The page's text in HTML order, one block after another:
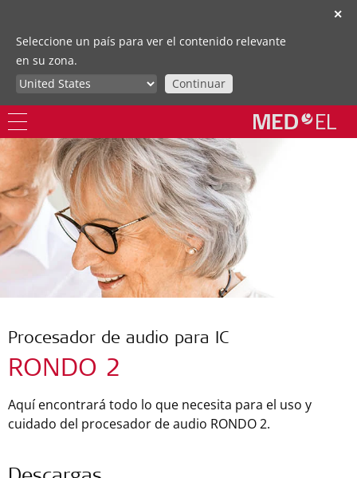
✕
Seleccione un país para ver el contenido relevante
en su zona.
Continuar
Procesador de audio para IC
RONDO 2
Aquí encontrará todo lo que necesita para el uso y
cuidado del procesador de audio RONDO 2.